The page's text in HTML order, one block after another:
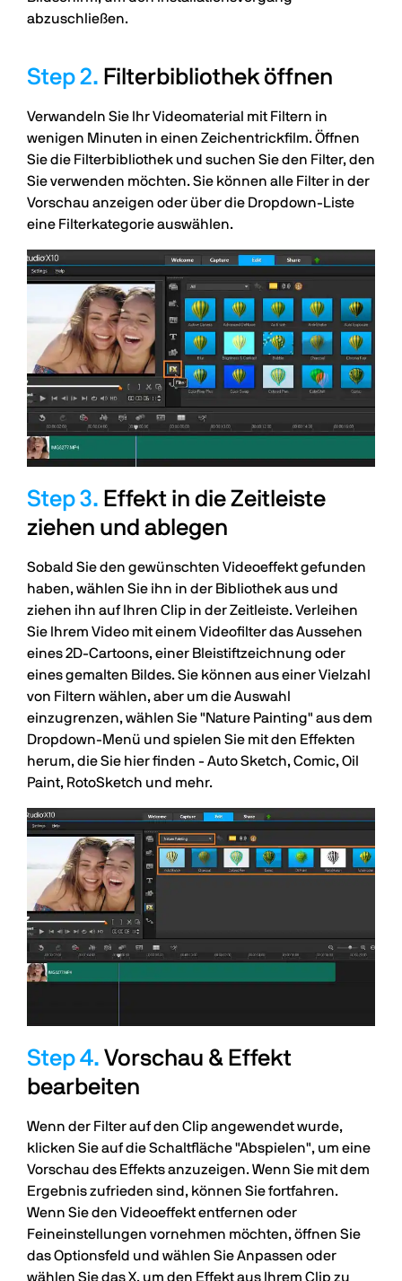
abzuschließen.
Filterbibliothek öffnen
Verwandeln Sie Ihr Videomaterial mit Filtern in
wenigen Minuten in einen Zeichentrickfilm. Öffnen
Sie die Filterbibliothek und suchen Sie den Filter, den
Sie verwenden möchten. Sie können alle Filter in der
Vorschau anzeigen oder über die Dropdown-Liste
eine Filterkategorie auswählen.
Effekt in die Zeitleiste
ziehen und ablegen
Sobald Sie den gewünschten Videoeffekt gefunden
haben, wählen Sie ihn in der Bibliothek aus und
ziehen ihn auf Ihren Clip in der Zeitleiste. Verleihen
Sie Ihrem Video mit einem Videofilter das Aussehen
eines 2D-Cartoons, einer Bleistiftzeichnung oder
eines gemalten Bildes. Sie können aus einer Vielzahl
von Filtern wählen, aber um die Auswahl
einzugrenzen, wählen Sie "Nature Painting" aus dem
Dropdown-Menü und spielen Sie mit den Effekten
herum, die Sie hier finden - Auto Sketch, Comic, Oil
Paint, RotoSketch und mehr.
Vorschau & Effekt
bearbeiten
Wenn der Filter auf den Clip angewendet wurde,
klicken Sie auf die Schaltfläche "Abspielen", um eine
Vorschau des Effekts anzuzeigen. Wenn Sie mit dem
Ergebnis zufrieden sind, können Sie fortfahren.
Wenn Sie den Videoeffekt entfernen oder
Feineinstellungen vornehmen möchten, öffnen Sie
das Optionsfeld und wählen Sie Anpassen oder
wählen Sie das X, um den Effekt aus Ihrem Clip zu